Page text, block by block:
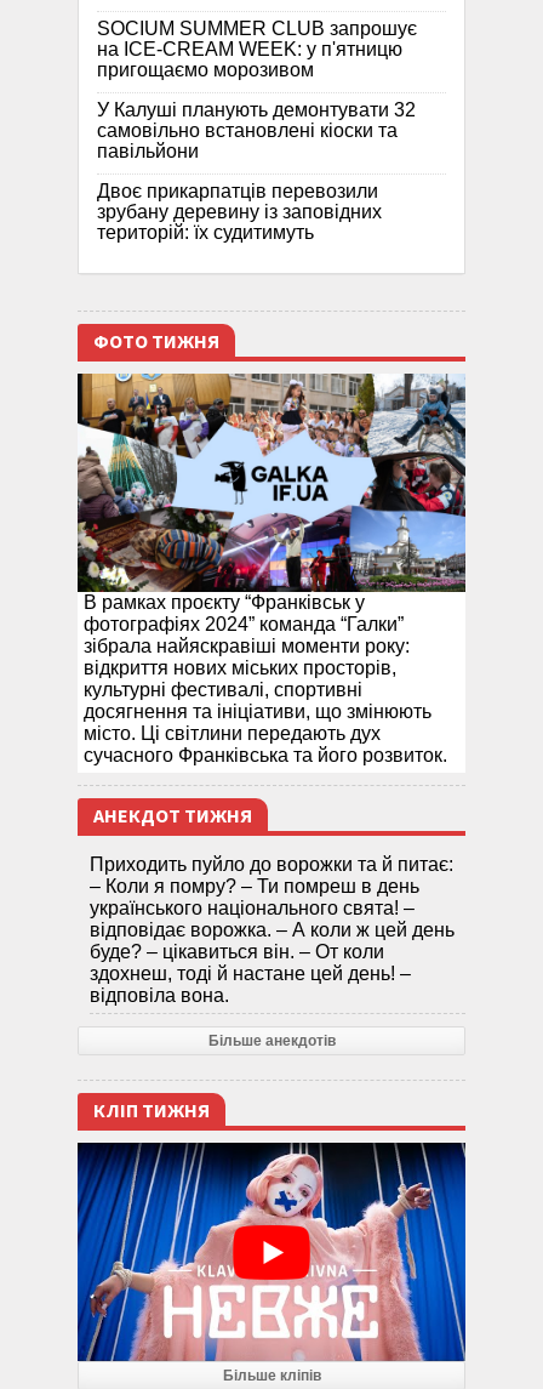
SOCIUM SUMMER CLUB запрошує
на ICE-CREAM WEEK: у п'ятницю
пригощаємо морозивом
У Калуші планують демонтувати 32
самовільно встановлені кіоски та
павільйони
Двоє прикарпатців перевозили
зрубану деревину із заповідних
територій: їх судитимуть
ФОТО ТИЖНЯ
В рамках проєкту “Франківськ у
фотографіях 2024” команда “Галки”
зібрала найяскравіші моменти року:
відкриття нових міських просторів,
культурні фестивалі, спортивні
досягнення та ініціативи, що змінюють
місто. Ці світлини передають дух
сучасного Франківська та його розвиток.
АНЕКДОТ ТИЖНЯ
Приходить пуйло до ворожки та й питає:
– Коли я помру? – Ти помреш в день
українського національного свята! –
відповідає ворожка. – А коли ж цей день
буде? – цікавиться він. – От коли
здохнеш, тоді й настане цей день! –
відповіла вона.
Більше анекдотів
КЛІП ТИЖНЯ
Більше кліпів